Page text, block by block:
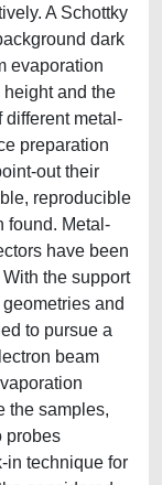
A Schottky
dark
evaporation
and the
different metal-
preparation
out their
reproducible
found. Metal-
have been
the support
and
to pursue a
beam
the samples,
probes
in technique for